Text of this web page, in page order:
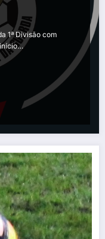
1ª Divisão com